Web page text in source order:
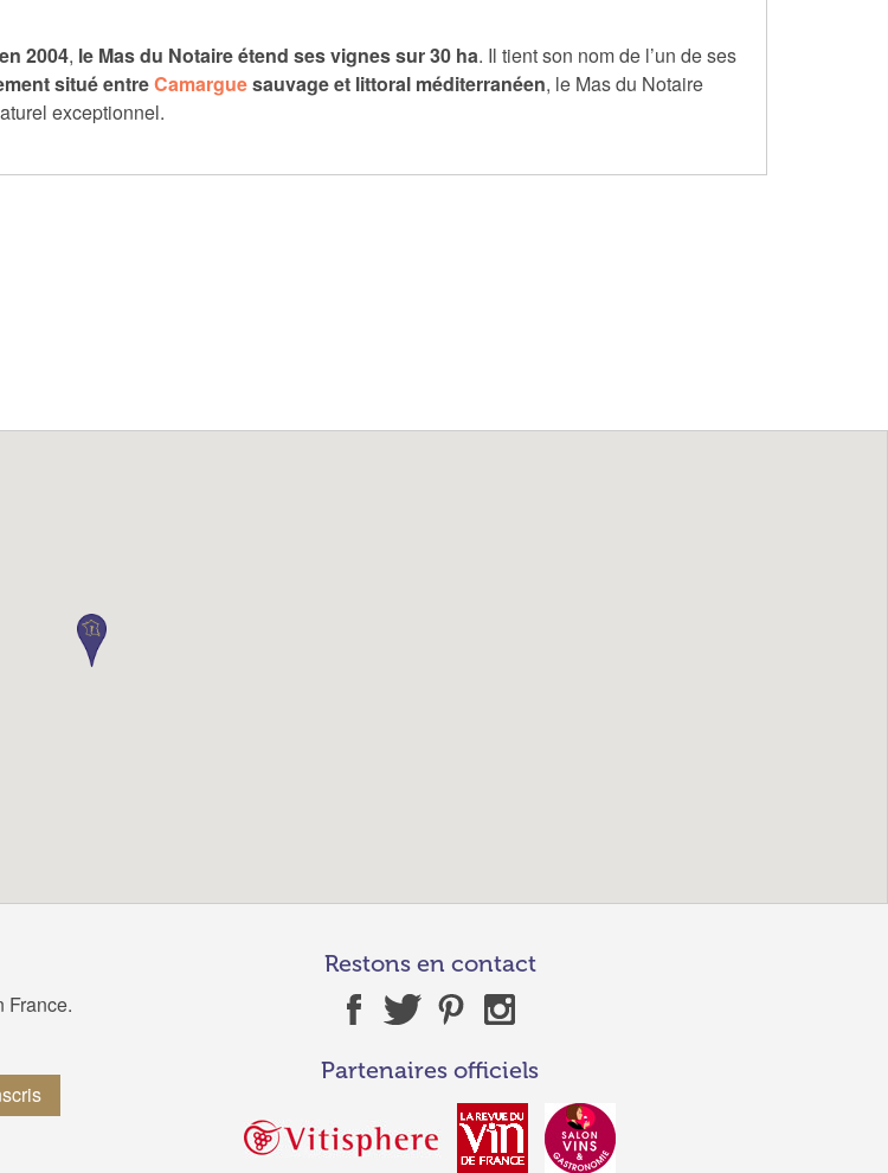
2004, le Mas du Notaire étend ses vignes sur 30 ha. Il tient son nom de l’un de ses
situé entreCamarguesauvage et littoral méditerranéen, le Mas du Notaire
exceptionnel.
France.
Restons en contact
Partenaires officiels